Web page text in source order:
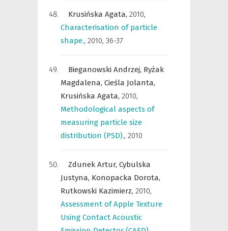
Krusińska Agata, 2010,
Characterisation of particle
shape., 2010, 36-37
Bieganowski Andrzej, Ryżak
Magdalena, Cieśla Jolanta,
Krusińska Agata, 2010,
Methodological aspects of
measuring particle size
distribution (PSD)., 2010
Zdunek Artur, Cybulska
Justyna, Konopacka Dorota,
Rutkowski Kazimierz, 2010,
Assessment of Apple Texture
Using Contact Acoustic